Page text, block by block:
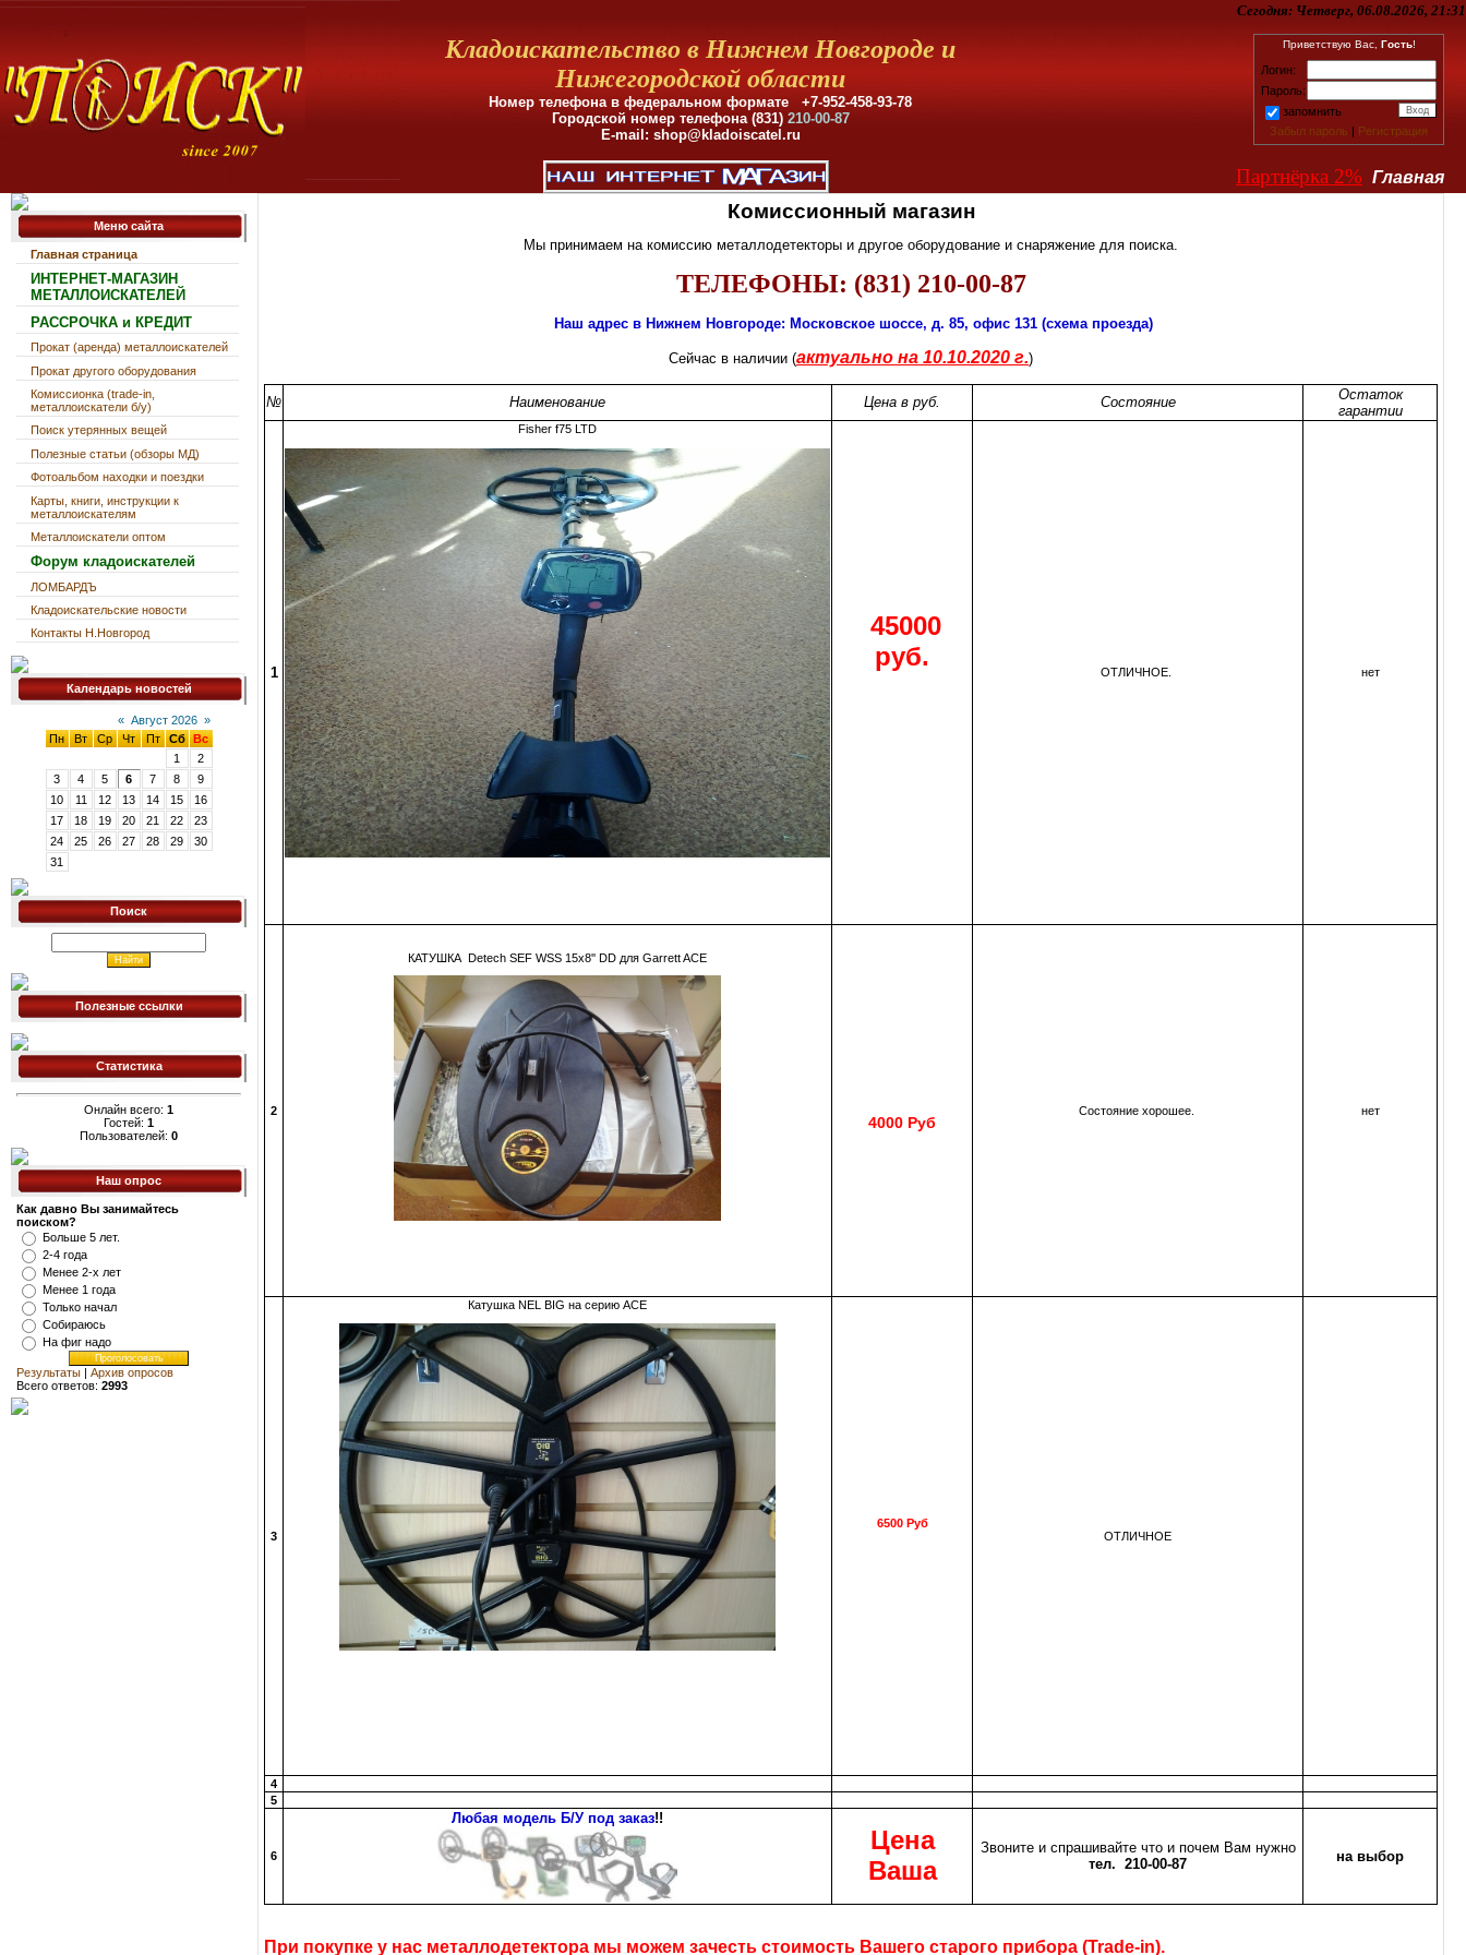
Сегодня: Четверг, 06.08.2026, 21:31
Кладоискательство в Нижнем Новгороде и
Нижегородской области
Номер телефона в федеральном формате +7-952-458-93-78
Городской номер телефона (831) 210-00-87
E-mail: shop@kladoiscatel.ru
Приветствую Вас, Гость!
Логин:
Пароль:
запомнить
Забыл пароль | Регистрация
Партнёрка 2% Главная
Меню сайта
Главная страница
ИНТЕРНЕТ-МАГАЗИН
МЕТАЛЛОИСКАТЕЛЕЙ
РАССРОЧКА и КРЕДИТ
Прокат (аренда) металлоискателей
Прокат другого оборудования
Комиссионка (trade-in,
металлоискатели б/у)
Поиск утерянных вещей
Полезные статьи (обзоры МД)
Фотоальбом находки и поездки
Карты, книги, инструкции к
металлоискателям
Металлоискатели оптом
Форум кладоискателей
ЛОМБАРДЪ
Кладоискательские новости
Контакты Н.Новгород
Календарь новостей
« Август 2026 »
Пн
Вт Ср Чт Пт Сб
Вс
1
2
3
4 5 6 7 8
9
10
11 12 13 14 15
16
17
18 19 20 21 22
23
24
25 26 27 28 29
30
31
Поиск
Полезные ссылки
Статистика
Онлайн всего: 1
Гостей: 1
Пользователей: 0
Наш опрос
Как давно Вы занимайтесь
поиском?
Больше 5 лет.
2-4 года
Менее 2-х лет
Менее 1 года
Только начал
Собираюсь
На фиг надо
Результаты | Архив опросов
Всего ответов: 2993
Комиссионный магазин
Мы принимаем на комиссию металлодетекторы и другое оборудование и снаряжение для поиска.
ТЕЛЕФОНЫ: (831) 210-00-87
Наш адрес в Нижнем Новгороде: Московское шоссе, д. 85, офис 131 (схема проезда)
Сейчас в наличии (актуально на 10.10.2020 г.)
№ Наименование Цена в руб. Состояние
Остаток
гарантии
1
Fisher f75 LTD
45000
руб.
ОТЛИЧНОЕ. нет
2
КАТУШКА Detech SEF WSS 15х8'' DD для Garrett ACE
4000 Руб
Состояние хорошее. нет
3
Катушка NEL BIG на серию АСЕ
6500 Руб
ОТЛИЧНОЕ
4
5
6
Любая модель Б/У под заказ!!
Цена
Ваша
Звоните и спрашивайте что и почем Вам нужно
тел. 210-00-87
на выбор
При покупке у нас металлодетектора мы можем зачесть стоимость Вашего старого прибора (Trade-in).